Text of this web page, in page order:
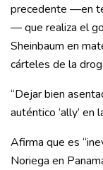
precedente —en
— que realiza el
Sheinbaum en
cárteles de la
“Dejar bien
auténtico ‘ally’ en
Afirma que es
Noriega en